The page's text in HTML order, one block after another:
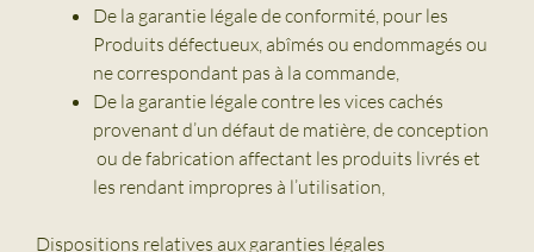
De la garantie légale de conformité, pour les
Produits défectueux, abîmés ou endommagés ou
ne correspondant pas à la commande,
De la garantie légale contre les vices cachés
provenant d’un défaut de matière, de conception
ou de fabrication affectant les produits livrés et
les rendant impropres à l’utilisation,
Dispositions relatives aux garanties légales